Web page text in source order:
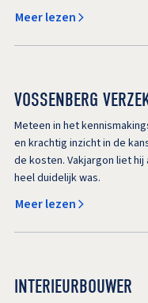
Meer lezen
VOSSENBERG
Meteen in het
en krachtig inzicht in de
de kosten. Vakjargon liet
heel duidelijk was.
Meer lezen
INTERIEURBOUWER